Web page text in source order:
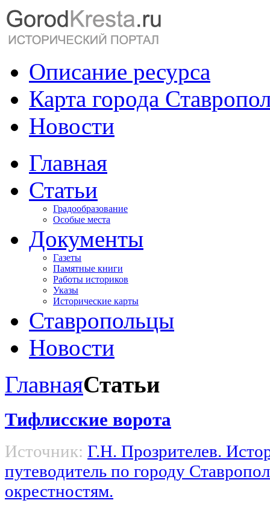
Описание ресурса
Карта города
Новости
Главная
Статьи
Градообразование
Особые места
Документы
Газеты
Памятные книги
Работы историков
Указы
Исторические карты
Ставропольцы
Новости
ГлавнаяСтатьи
Тифлисские ворота
Источник: Г.Н. Прозрителев.
путеводитель по городу
окрестностям.